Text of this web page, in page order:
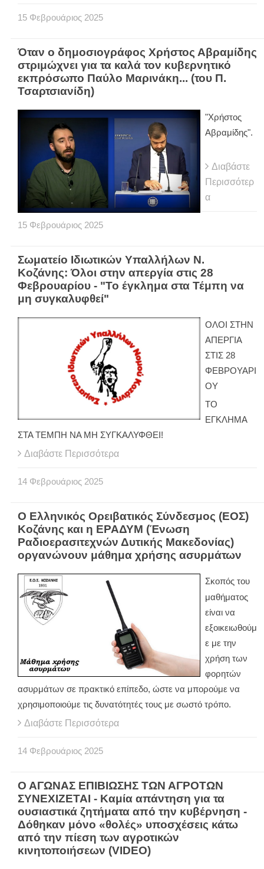
15 Φεβρουάριος 2025
Όταν ο δημοσιογράφος Χρήστος Αβραμίδης
στριμώχνει για τα καλά τον κυβερνητικό
εκπρόσωπο Παύλο Μαρινάκη... (του Π.
Τσαρτσιανίδη)
"Χρήστος
Αβραμίδης".
Διαβάστε
Περισσότερ
α
15 Φεβρουάριος 2025
Σωματείο Ιδιωτικών Υπαλλήλων Ν.
Κοζάνης: Όλοι στην απεργία στις 28
Φεβρουαρίου - "Το έγκλημα στα Τέμπη να
μη συγκαλυφθεί"
ΟΛΟΙ ΣΤΗΝ
ΑΠΕΡΓΙΑ
ΣΤΙΣ 28
ΦΕΒΡΟΥΑΡΙ
ΟΥ
ΤΟ
ΕΓΚΛΗΜΑ
ΣΤΑ ΤΕΜΠΗ ΝΑ ΜΗ ΣΥΓΚΑΛΥΦΘΕΙ!
Διαβάστε Περισσότερα
14 Φεβρουάριος 2025
Ο Ελληνικός Ορειβατικός Σύνδεσμος (ΕΟΣ)
Κοζάνης και η ΕΡΑΔΥΜ (Ένωση
Ραδιοερασιτεχνών Δυτικής Μακεδονίας)
οργανώνουν μάθημα χρήσης ασυρμάτων
Σκοπός του
μαθήματος
είναι να
εξοικειωθούμ
ε με την
χρήση των
φορητών
ασυρμάτων σε πρακτικό επίπεδο, ώστε να μπορούμε να
χρησιμοποιούμε τις δυνατότητές τους με σωστό τρόπο.
Διαβάστε Περισσότερα
14 Φεβρουάριος 2025
Ο ΑΓΩΝΑΣ ΕΠΙΒΙΩΣΗΣ ΤΩΝ ΑΓΡΟΤΩΝ
ΣΥΝΕΧΙΖΕΤΑΙ - Καμία απάντηση για τα
ουσιαστικά ζητήματα από την κυβέρνηση -
Δόθηκαν μόνο «θολές» υποσχέσεις κάτω
από την πίεση των αγροτικών
κινητοποιήσεων (VIDEO)